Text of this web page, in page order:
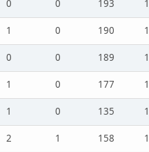
0 0 193
1 0 190
0 0 189
1 0 177
1 0 135
2 1 158